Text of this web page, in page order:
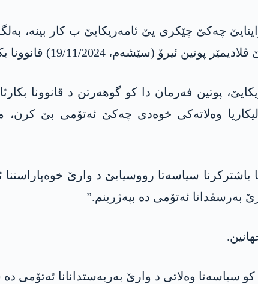
چەکێ چێکری یێ ئامەریکایێ ب کار بینە،
قانوونا بکارئانینا چەکێ ئەتۆمی پەژراندیە.
پوتین فەرمان دا کو گوھەرتن د قانوونا
وەلاتەکی خوەدی چەکێ ئەتۆمی بێ
سیاسەتا رووسیایێ د وارێ
بەرسڤدانا ئەتۆمی دە بپەژرینم.”
سیاسەتا وەلاتی د وارێ بەربەستدانانا ئەتۆمی